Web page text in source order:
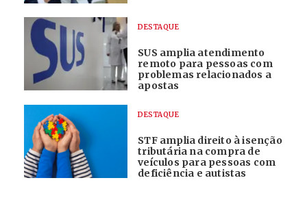
DESTAQUE
SUS amplia atendimento
remoto para pessoas com
problemas relacionados a
apostas
DESTAQUE
STF amplia direito à isenção
tributária na compra de
veículos para pessoas com
deficiência e autistas